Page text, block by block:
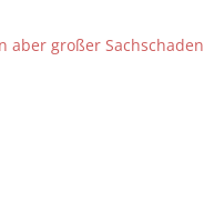
aber großer Sachschaden